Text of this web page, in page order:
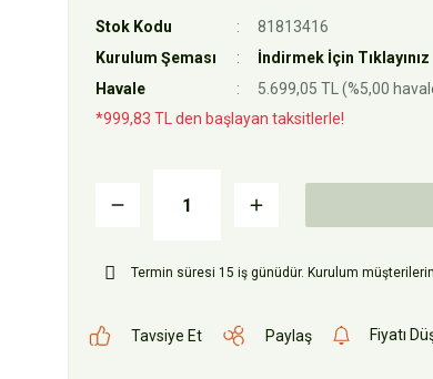
Stok Kodu
81813416
Kurulum Şeması
İndirmek İçin Tıklayınız
Havale
5.699,05 TL (%5,00
*999,83 TL den başlayan taksitlerle!
Termin süresi 15 iş günüdür. Kurulum
Tavsiye Et Paylaş Fiyatı